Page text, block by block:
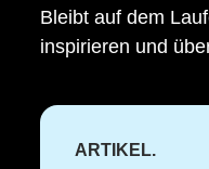
Bleibt auf dem
inspirieren und
ARTIKEL.